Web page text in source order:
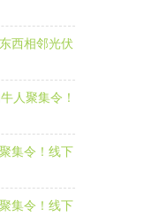
西相邻光伏
人聚集令！
集令！线下
集令！线下